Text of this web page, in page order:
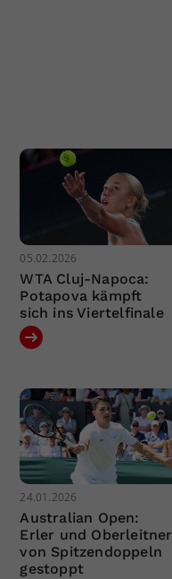
05.02.2026
WTA Cluj-Napoca:
Potapova kämpft
sich ins Viertelfinale
24.01.2026
Australian Open:
Erler und Oberleitner
von Spitzendoppeln
gestoppt